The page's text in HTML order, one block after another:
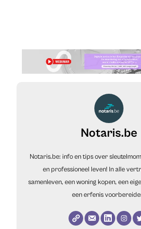
Notaris.be
Notaris.be: info en tips over
en professioneel leven! In alle
samenleven, een woning kopen, een
een erfenis